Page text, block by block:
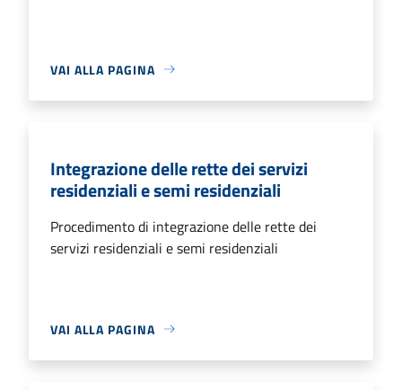
VAI ALLA PAGINA
Integrazione delle rette dei servizi
residenziali e semi residenziali
Procedimento di integrazione delle rette dei
servizi residenziali e semi residenziali
VAI ALLA PAGINA